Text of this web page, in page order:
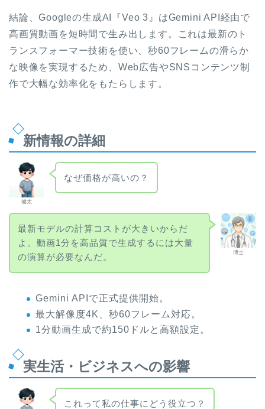
結論、Googleの生成AI『Veo 3』はGemini API経由で
高画質動画を短時間で生み出します。これは最新のト
ランスフォーマー技術を使い、秒60フレームの滑らか
な映像を実現するため、Web広告やSNSコンテンツ制
作で大幅な効率化をもたらします。
新情報の詳細
健太
なぜ価格が高いの？
博士
最新モデルの計算コストが大きいからだ
よ。動画1分を高品質で生成するには大量
の演算が必要なんだ。
Gemini APIで正式提供開始。
最大解像度4K、秒60フレーム対応。
1分動画生成で約150ドルと高額設定。
実生活・ビジネスへの影響
これって私の仕事にどう役立つ？